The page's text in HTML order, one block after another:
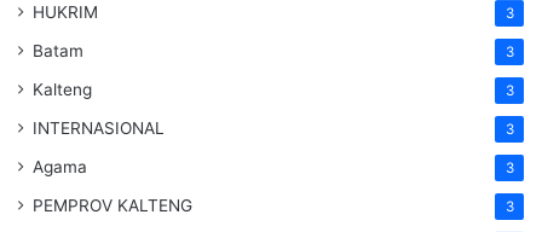
HUKRIM 3
Batam 3
Kalteng 3
INTERNASIONAL 3
Agama 3
PEMPROV KALTENG 3